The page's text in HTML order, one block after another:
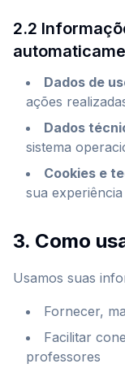
2.2
Dados de
ações
Dados
sistema
Cookies e
sua
3. Como
Usamos suas
Fornecer,
Facilitar
professores